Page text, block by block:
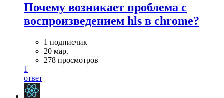
Почему возникает проблема с
воспроизведением hls в chrome?
1 подписчик
20 мар.
278 просмотров
1
ответ